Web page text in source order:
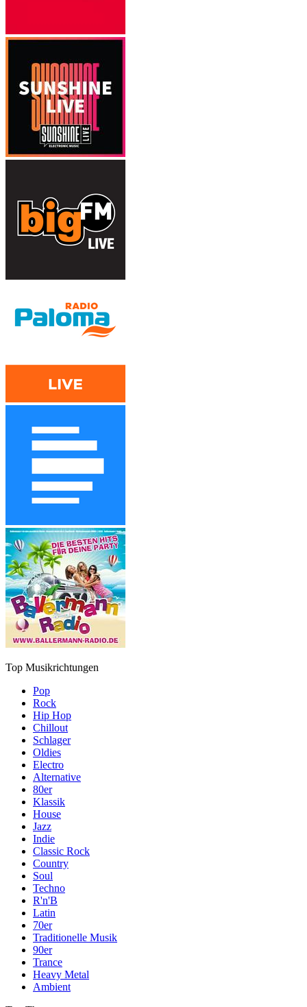
Top Musikrichtungen
Pop
Rock
Hip Hop
Chillout
Schlager
Oldies
Electro
Alternative
80er
Klassik
House
Jazz
Indie
Classic Rock
Country
Soul
Techno
R'n'B
Latin
70er
Traditionelle Musik
90er
Trance
Heavy Metal
Ambient